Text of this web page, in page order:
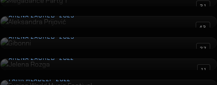
31
Aleksandra Prijović
ARENA ZAGREB · 2023
43
Gibonni
ARENA ZAGREB · 2023
27
Jelena Rozga
ARENA ZAGREB · 2022
11
Fusion World Music Festival
PARK MLADEŽI · 2022